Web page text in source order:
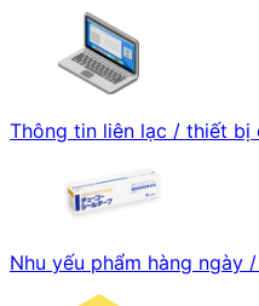
Thông tin liên lạc / thiết bị
Nhu yếu phẩm hàng ngày